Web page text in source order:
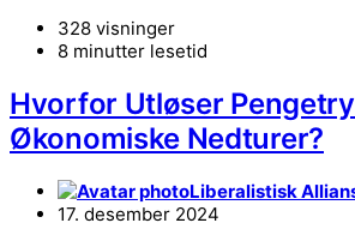
328 visninger
8 minutter lesetid
Hvorfor Utløser
Økonomiske Nedturer?
Liberalistisk
17. desember 2024